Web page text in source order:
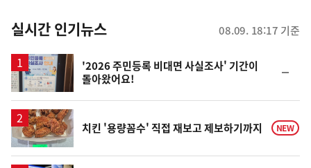
뉴
스
실시간 인기뉴스 08.09. 18:17 기준
'2026 주민등록 비대면 사실조사' 기간이
돌아왔어요!
일
치킨 '용량꼼수' 직접 재보고 제보하기까지 NEW